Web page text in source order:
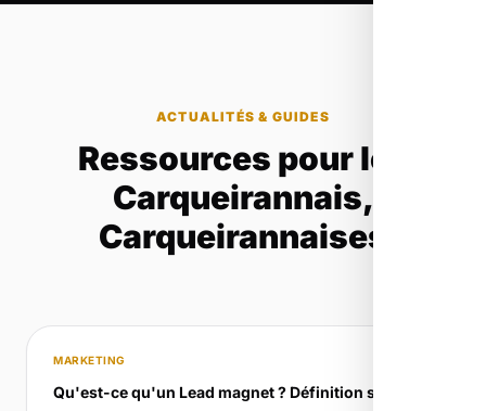
ACTUALITÉS & GUIDES
Ressources pour les
Carqueirannais,
Carqueirannaises
MARKETING
Qu'est-ce qu'un Lead magnet ? Définition simple